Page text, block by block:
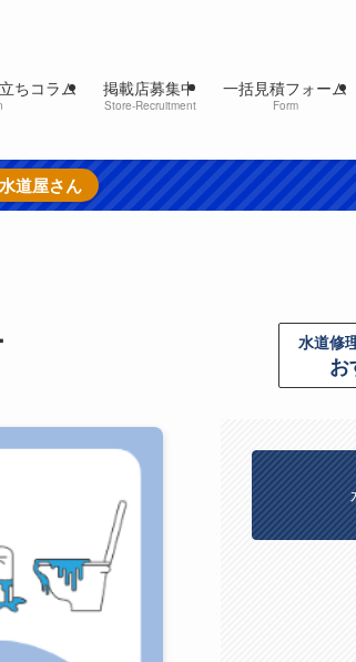
ちコラム 掲載店募集中
Store-Recruitment
一括見積フォーム
Form
道屋さん
水道修
お